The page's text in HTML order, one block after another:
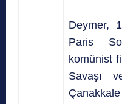
Deymer,
Paris
komünist
Savaşı